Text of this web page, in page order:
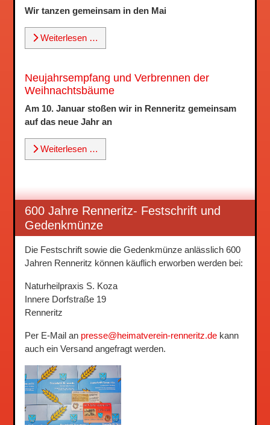
Wir tanzen gemeinsam in den Mai
Weiterlesen …
Neujahrsempfang und Verbrennen der
Weihnachtsbäume
Am 10. Januar stoßen wir in Renneritz gemeinsam
auf das neue Jahr an
Weiterlesen …
600 Jahre Renneritz- Festschrift und
Gedenkmünze
Die Festschrift sowie die Gedenkmünze anlässlich 600
Jahren Renneritz können käuflich erworben werden bei:
Naturheilpraxis S. Koza
Innere Dorfstraße 19
Renneritz
Per E-Mail an presse@heimatverein-renneritz.de kann
auch ein Versand angefragt werden.